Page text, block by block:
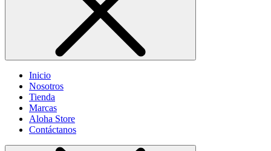
Inicio
Nosotros
Tienda
Marcas
Aloha Store
Contáctanos